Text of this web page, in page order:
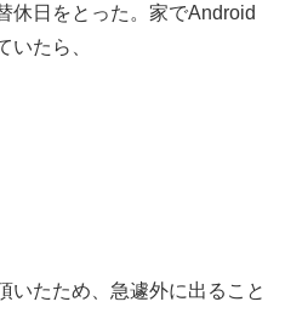
休日をとった。家でAndroid
いたら、
いたため、急遽外に出ること